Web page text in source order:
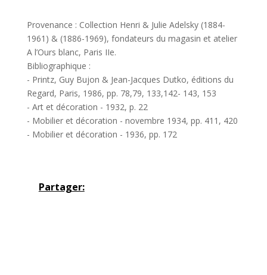
Provenance : Collection Henri & Julie Adelsky (1884-
1961) & (1886-1969), fondateurs du magasin et atelier
A l’Ours blanc, Paris IIe.
Bibliographique :
- Printz, Guy Bujon & Jean-Jacques Dutko, éditions du
Regard, Paris, 1986, pp. 78,79, 133,142- 143, 153
- Art et décoration - 1932, p. 22
- Mobilier et décoration - novembre 1934, pp. 411, 420
- Mobilier et décoration - 1936, pp. 172
Partager: